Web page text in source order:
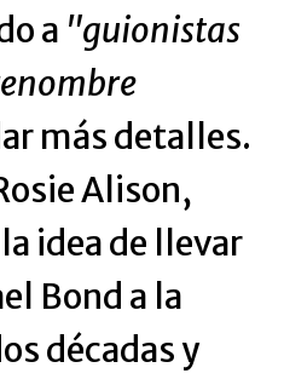
a "guionistas
más detalles.
Alison,
idea de llevar
Bond a la
décadas y